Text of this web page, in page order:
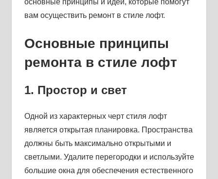
вам осуществить ремонт в стиле лофт.
Основные принципы
ремонта в стиле лофт
1. Простор и свет
Одной из характерных черт стиля лофт
является открытая планировка. Пространства
должны быть максимально открытыми и
светлыми. Удалите перегородки и используйте
большие окна для обеспечения естественного